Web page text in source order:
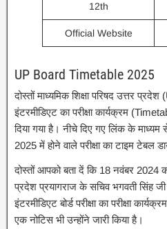
12th
Official Website
UP Board Timetable 2025
दोस्तों माध्यमिक शिक्षा परिषद उत्तर
इंटरमीडिएट का परीक्षा कार्यक्रम
दिया गया है। नीचे दिए गए लिंक के
2025 में होने वाले परीक्षा का टाइम टेबल
दोस्तों आपको बता दें कि 18 नवंबर 2024 को
प्रदेश प्रयागराज के सचिव भगवती सिंह
इंटरमीडिएट बोर्ड परीक्षा का परीक्षा
एक नोटिस भी उन्होंने जारी किया है।